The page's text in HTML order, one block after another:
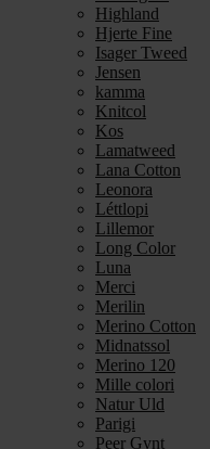
Highland
Hjerte Fine
Isager Tweed
Jensen
kamma
Knitcol
Kos
Lamatweed
Lana Cotton
Leonora
Léttlopi
Lillemor
Long Color
Luna
Merci
Merilin
Merino Cotton
Midnatssol
Merino 120
Mille colori
Natur Uld
Parigi
Peer Gynt